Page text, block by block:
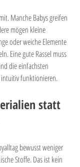
Manche Babys greifen
mögen kleine
oder weiche Elemente
Eine gute Rassel muss
die einfachsten
intuitiv funktionieren.
statt
bewusst weniger
Stoffe. Das ist kein